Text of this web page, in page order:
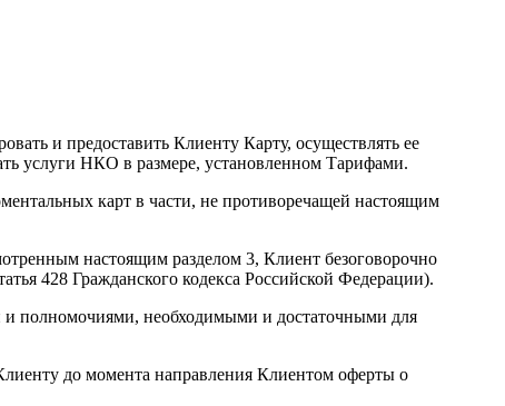
и предоставить Клиенту Карту, осуществлять ее
услуги НКО в размере, установленном Тарифами.
карт в части, не противоречащей настоящим
настоящим разделом 3, Клиент безоговорочно
428 Гражданского кодекса Российской Федерации).
и полномочиями, необходимыми и достаточными для
до момента направления Клиентом оферты о